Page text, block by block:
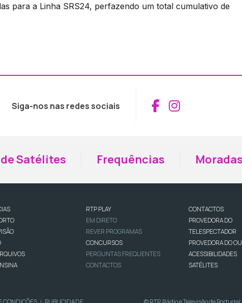
para a Linha SRS24, perfazendo um total cumulativo de
Siga-nos nas redes sociais Aceder ao
Aceder
Satélites Frequências
RTP PLAY
EM DIRETO
REVER PROGRAMAS
CONCURSOS
PERGUNTAS FREQUENTES
CONTACTOS
CONTACTOS
PROVEDORA DO
TELESPECTADOR
PROVEDORA DO
ACESSIBILIDADES
SATÉLITES